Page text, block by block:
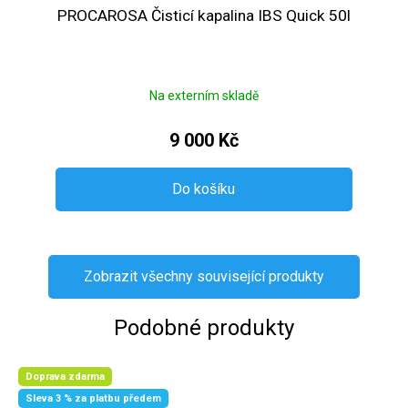
PROCAROSA Čisticí kapalina IBS Quick 50l
Na externím skladě
9 000 Kč
Do košíku
Zobrazit všechny související produkty
Podobné produkty
Doprava zdarma
Sleva 3 % za platbu předem